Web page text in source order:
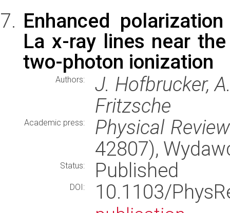
Enhanced
La x-ray lines near
two-photon ionization
Authors:
J. Hofbrucker,
Fritzsche
Academic press:
Physical
42807),
Status: Published
DOI: 10.1103/